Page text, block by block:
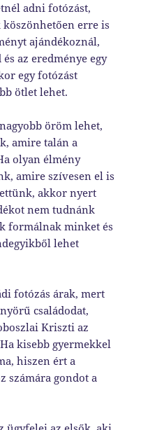
adni fotózást,
erre is
ajándékoznál,
az eredménye egy
egy fotózást
ötlet lehet.
öröm lehet,
amire talán a
olyan élmény
amire szívesen el is
akkor nyert
nem tudnánk
formálnak minket és
lehet
fotózás árak, mert
családodat,
Kriszti az
kisebb gyermekkel
hiszen ért a
számára gondot a